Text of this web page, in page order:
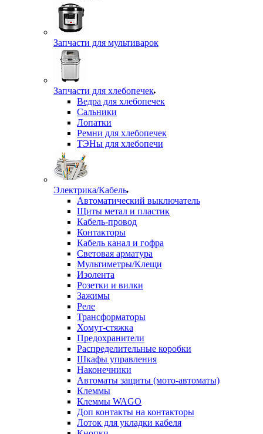
Запчасти для мультиварок
Запчасти для хлебопечек
Ведра для хлебопечек
Сальники
Лопатки
Ремни для хлебопечек
ТЭНы для хлебопечи
Электрика/Кабель
Автоматический выключатель
Щиты метал и пластик
Кабель-провод
Контакторы
Кабель канал и гофра
Световая арматура
Мультиметры/Клещи
Изолента
Розетки и вилки
Зажимы
Реле
Трансформаторы
Хомут-стяжка
Предохранители
Распределительные коробки
Шкафы управления
Наконечники
Автоматы защиты (мото-автоматы)
Клеммы
Клеммы WAGO
Доп контакты на контакторы
Лоток для укладки кабеля